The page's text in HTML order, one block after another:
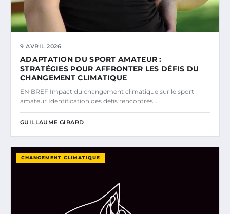
9 AVRIL 2026
ADAPTATION DU SPORT AMATEUR :
STRATÉGIES POUR AFFRONTER LES DÉFIS DU
CHANGEMENT CLIMATIQUE
EN BREF Impact du changement climatique sur le sport
amateur Identification des défis rencontrés…
GUILLAUME GIRARD
CHANGEMENT CLIMATIQUE